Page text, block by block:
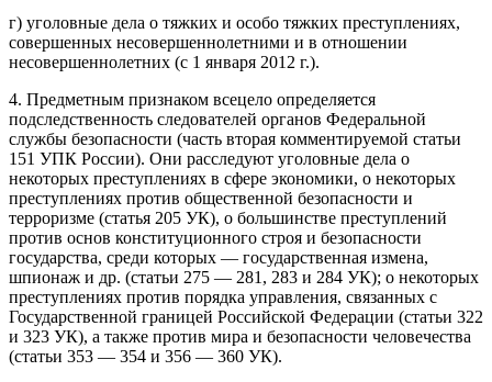
г) уголовные дела о тяжких и особо тяжких преступлениях,
совершенных несовершеннолетними и в отношении
несовершеннолетних (с 1 января 2012 г.).
4. Предметным признаком всецело определяется
подследственность следователей органов Федеральной
службы безопасности (часть вторая комментируемой статьи
151 УПК России). Они расследуют уголовные дела о
некоторых преступлениях в сфере экономики, о некоторых
преступлениях против общественной безопасности и
терроризме (статья 205 УК), о большинстве преступлений
против основ конституционного строя и безопасности
государства, среди которых — государственная измена,
шпионаж и др. (статьи 275 — 281, 283 и 284 УК); о некоторых
преступлениях против порядка управления, связанных с
Государственной границей Российской Федерации (статьи 322
и 323 УК), а также против мира и безопасности человечества
(статьи 353 — 354 и 356 — 360 УК).